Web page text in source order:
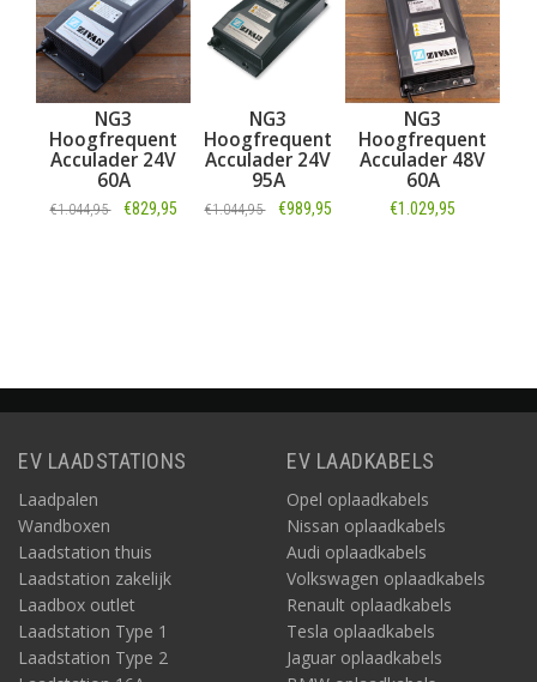
24V
€829,95
NG3
Hoogfrequent
Acculader 24V
95A
€1.044,95 €989,95
NG3
Hoogfrequent
Acculader 48V
60A
€1.029,95
NG3
Hoogfrequent
Acculader 48V
45A
€1.044,95
EV LAADSTATIONS
Laadpalen
Wandboxen
Laadstation thuis
Laadstation zakelijk
Laadbox outlet
Laadstation Type 1
Laadstation Type 2
EV LAADKABELS
Opel oplaadkabels
Nissan oplaadkabels
Audi oplaadkabels
Volkswagen oplaadkabels
Renault oplaadkabels
Tesla oplaadkabels
Jaguar oplaadkabels